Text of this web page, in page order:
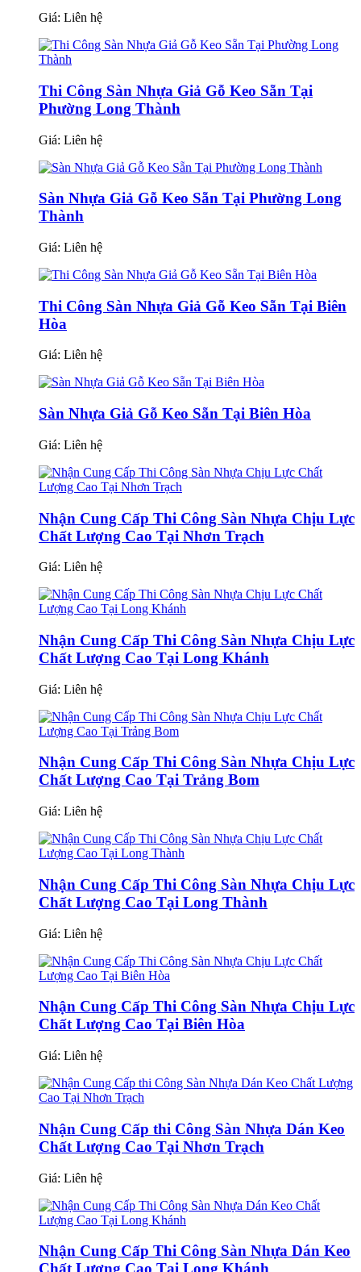
Giá: Liên hệ
Thi Công Sàn Nhựa Giả Gỗ Keo Sẵn Tại
Phường Long Thành
Giá: Liên hệ
Sàn Nhựa Giả Gỗ Keo Sẵn Tại Phường Long
Thành
Giá: Liên hệ
Thi Công Sàn Nhựa Giả Gỗ Keo Sẵn Tại Biên
Hòa
Giá: Liên hệ
Sàn Nhựa Giả Gỗ Keo Sẵn Tại Biên Hòa
Giá: Liên hệ
Nhận Cung Cấp Thi Công Sàn Nhựa Chịu Lực
Chất Lượng Cao Tại Nhơn Trạch
Giá: Liên hệ
Nhận Cung Cấp Thi Công Sàn Nhựa Chịu Lực
Chất Lượng Cao Tại Long Khánh
Giá: Liên hệ
Nhận Cung Cấp Thi Công Sàn Nhựa Chịu Lực
Chất Lượng Cao Tại Trảng Bom
Giá: Liên hệ
Nhận Cung Cấp Thi Công Sàn Nhựa Chịu Lực
Chất Lượng Cao Tại Long Thành
Giá: Liên hệ
Nhận Cung Cấp Thi Công Sàn Nhựa Chịu Lực
Chất Lượng Cao Tại Biên Hòa
Giá: Liên hệ
Nhận Cung Cấp thi Công Sàn Nhựa Dán Keo
Chất Lượng Cao Tại Nhơn Trạch
Giá: Liên hệ
Nhận Cung Cấp Thi Công Sàn Nhựa Dán Keo
Chất Lượng Cao Tại Long Khánh